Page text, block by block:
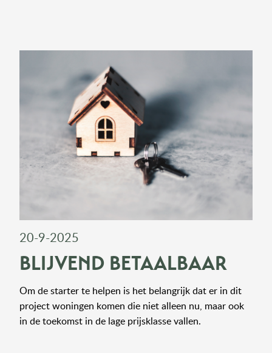
20-9-2025
BLIJVEND BETAALBAAR
Om de starter te helpen is het belangrijk dat er in dit
project woningen komen die niet alleen nu, maar ook
in de toekomst in de lage prijsklasse vallen.